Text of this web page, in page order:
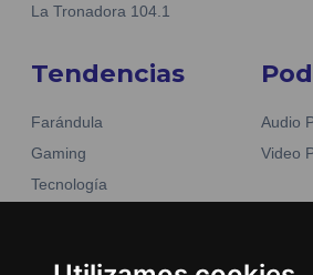
La Tronadora 104.1
Tendencias
Farándula
Gaming
Tecnología
Audio
Video